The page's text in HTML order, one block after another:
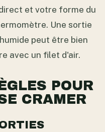
et votre forme du
Une sortie
peut être bien
avec un filet d'air.
POUR
CRAMER